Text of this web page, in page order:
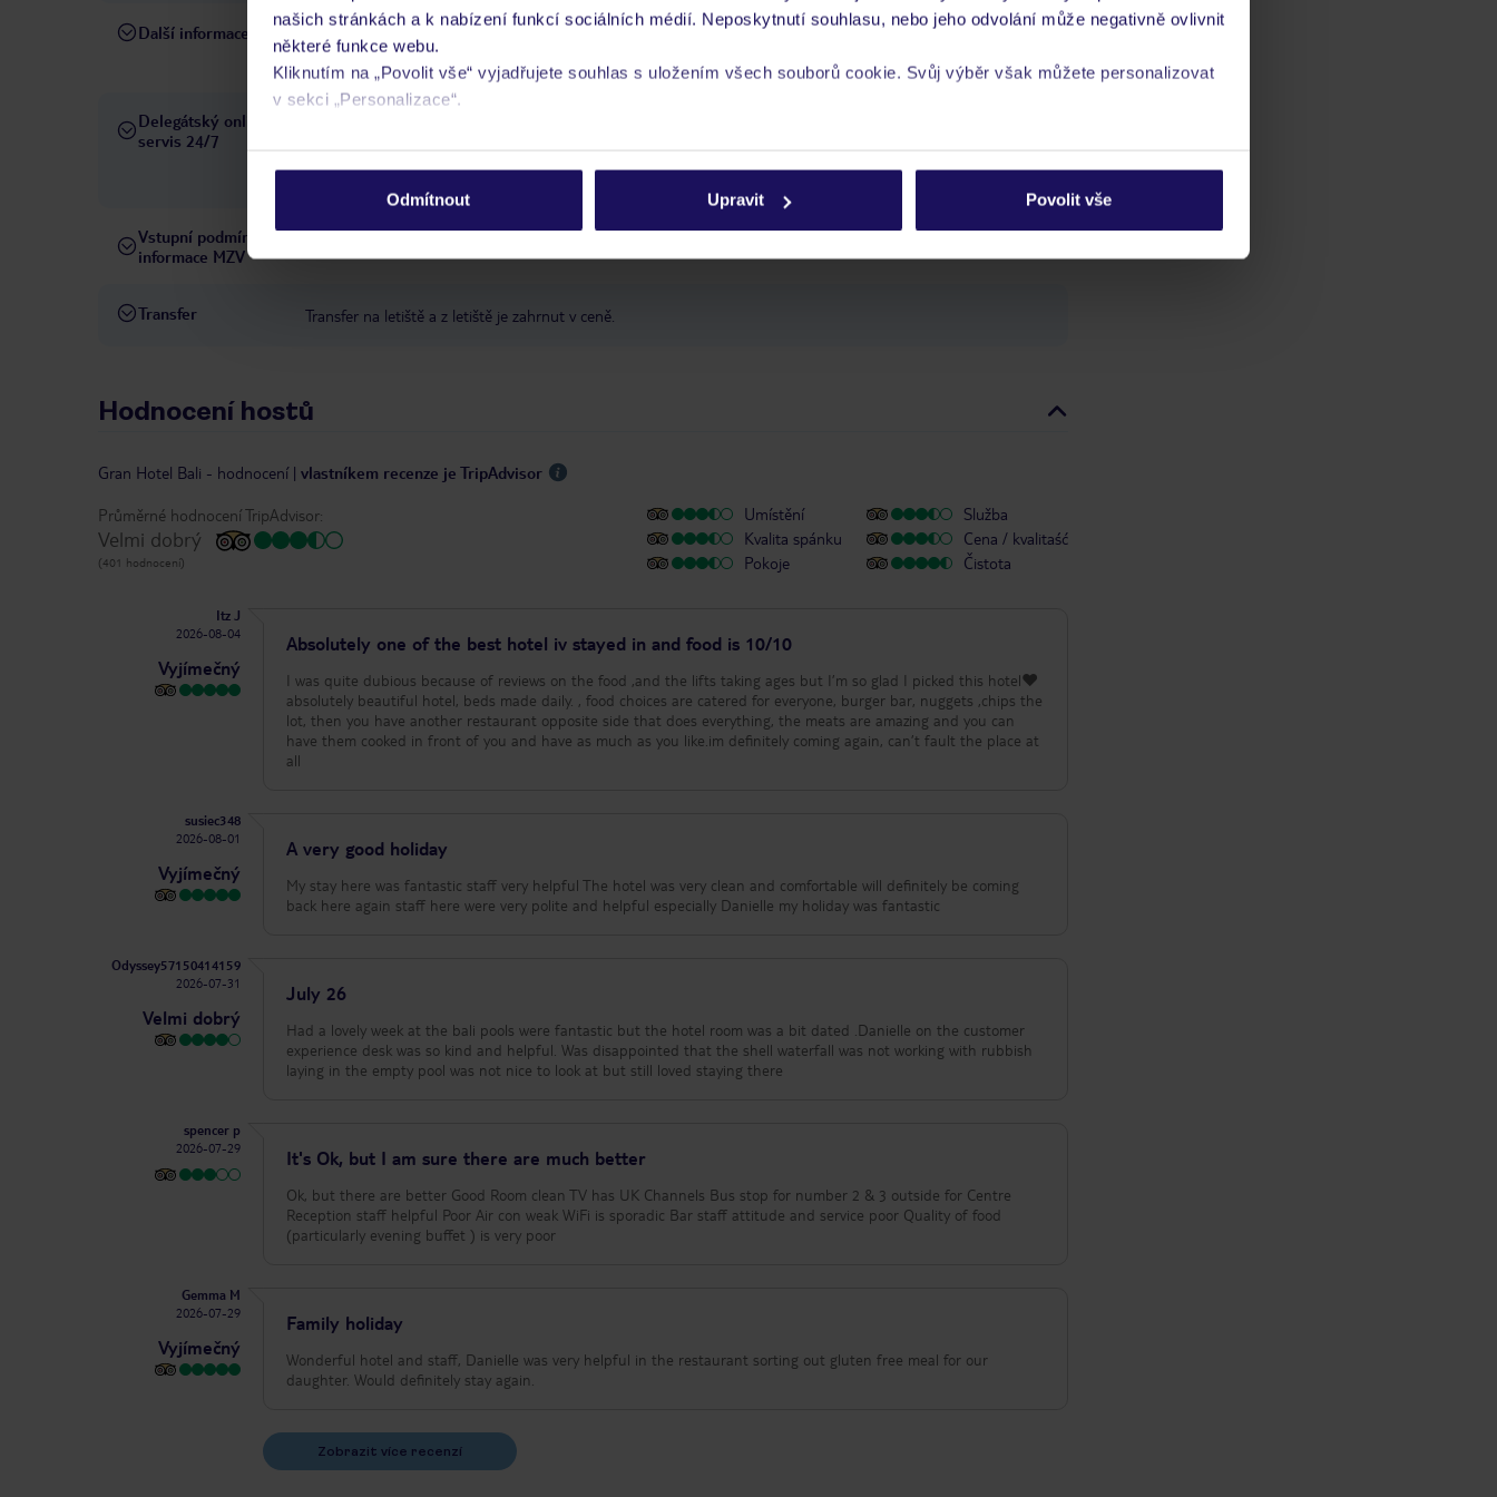
našich stránkách a k nabízení funkcí sociálních médií. Neposkytnutí souhlasu, nebo jeho odvolání může negativně ovlivnit
některé funkce webu.
Kliknutím na „Povolit vše“ vyjadřujete souhlas s uložením všech souborů cookie. Svůj výběr však můžete personalizovat
v sekci „Personalizace“.
Podrobné informace o souborech cookie naleznete vzásadách používání souborů cookieazásadách ochrany
Odmítnout
Upravit Povolit vše
Další informace Je vyžadována záloha ve výši přibližně 300 EUR za pokoj.
Hosté ubytovaní ve vyšších patrech (nad 21.
patrem) musí zaplatit denní poplatek.
Delegátský online
servis 24/7
telefonicky, SMS a přes chat v aplikaci TUI na myTUI. Podrobné informace o péči zástupce v jednotlivých
pobytových místech a jazykových požadavcích naleznete na www.tui.cz v záložce
Delegátský online servis 24/7
Vstupní podmínky a
informace MZV
Transfer Transfer na letiště a z letiště je zahrnut v ceně.
Hodnocení hostů
Gran Hotel Bali - hodnocení | vlastníkem recenze je TripAdvisor
Průměrné hodnocení TripAdvisor:
Velmi dobrý
(401 hodnocení)
Umístění
Kvalita spánku
Pokoje
Služba
Cena / kvalitaść
Čistota
Itz J
2026-08-04
Vyjímečný
Absolutely one of the best hotel iv stayed in and food is 10/10
I was quite dubious because of reviews on the food ,and the lifts taking ages but I’m so glad I picked this hotel❤️
absolutely beautiful hotel, beds made daily. , food choices are catered for everyone, burger bar, nuggets ,chips the
lot, then you have another restaurant opposite side that does everything, the meats are amazing and you can
have them cooked in front of you and have as much as you like.im definitely coming again, can’t fault the place at
all
susiec348
2026-08-01
Vyjímečný
A very good holiday
My stay here was fantastic staff very helpful The hotel was very clean and comfortable will definitely be coming
back here again staff here were very polite and helpful especially Danielle my holiday was fantastic
Odyssey57150414159
2026-07-31
Velmi dobrý
July 26
Had a lovely week at the bali pools were fantastic but the hotel room was a bit dated .Danielle on the customer
experience desk was so kind and helpful. Was disappointed that the shell waterfall was not working with rubbish
laying in the empty pool was not nice to look at but still loved staying there
spencer p
2026-07-29
It's Ok, but I am sure there are much better
Ok, but there are better Good Room clean TV has UK Channels Bus stop for number 2 & 3 outside for Centre
Reception staff helpful Poor Air con weak WiFi is sporadic Bar staff attitude and service poor Quality of food
(particularly evening buffet ) is very poor
Gemma M
2026-07-29
Vyjímečný
Family holiday
Wonderful hotel and staff, Danielle was very helpful in the restaurant sorting out gluten free meal for our
daughter. Would definitely stay again.
Zobrazit více recenzí